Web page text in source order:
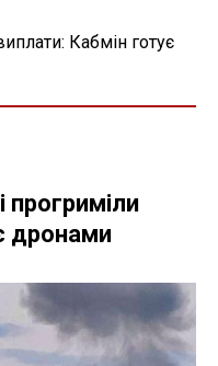
Кабмін готує
прогриміли
дронами